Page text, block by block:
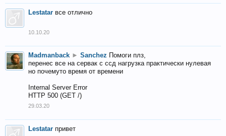
Lestatar все отлично
10.10.20
Madmanback ► Sanchez Помоги плз,
перенес все на сервак с ссд нагрузка практически нулевая
но почемуто время от времени
Internal Server Error
HTTP 500 (GET /)
29.03.20
Lestatar привет